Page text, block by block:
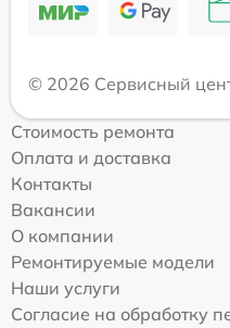
© 2026 Сервисный
Стоимость ремонта
Оплата и доставка
Контакты
Вакансии
О компании
Ремонтируемые модели
Наши услуги
Согласие на обработку